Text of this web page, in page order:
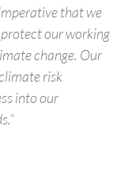
that we
our working
change. Our
risk
into our